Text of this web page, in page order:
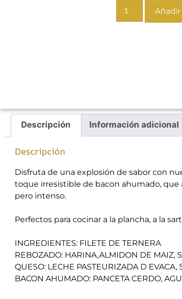
Descripción Información adicional
Descripción
Disfruta de una explosión de sabor con
toque irresistible de bacon ahumado, que
pero intenso.
Perfectos para cocinar a la plancha, a la
INGREDIENTES: FILETE DE TERNERA
REBOZADO: HARINA,ALMIDON DE MAIZ,
QUESO: LECHE PASTEURIZADA D EVACA,
BACON AHUMADO: PANCETA CERDO,